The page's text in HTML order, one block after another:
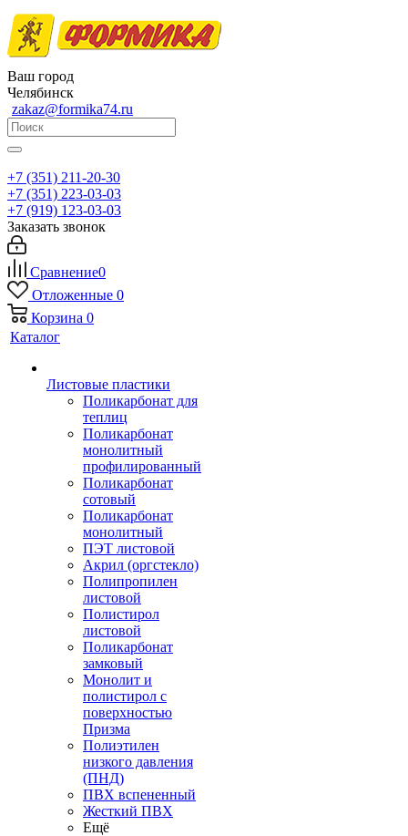
Ваш город
Челябинск
zakaz@formika74.ru
+7 (351) 211-20-30
+7 (351) 223-03-03
+7 (919) 123-03-03
Заказать звонок
Сравнение0
Отложенные 0
Корзина 0
Каталог
Листовые пластики
Поликарбонат для
теплиц
Поликарбонат
монолитный
профилированный
Поликарбонат
сотовый
Поликарбонат
монолитный
ПЭТ листовой
Акрил (оргстекло)
Полипропилен
листовой
Полистирол
листовой
Поликарбонат
замковый
Монолит и
полистирол с
поверхностью
Призма
Полиэтилен
низкого давления
(ПНД)
ПВХ вспененный
Жесткий ПВХ
Ещё